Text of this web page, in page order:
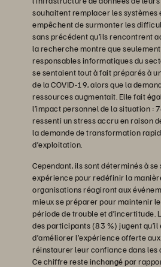
souhaitent remplacer les systèmes
empêchent de surmonter les
sans précédent qu’ils rencontrent
la recherche montre que
responsables informatiques du
se sentaient tout à fait préparés à
de la COVID-19, alors que la
ressources augmentait. Elle fait
l’impact personnel de la situation :
ressenti un stress accru en raison
la demande de transformation
d’exploitation.
Cependant, ils sont déterminés à
expérience pour redéfinir la
organisations réagiront aux
mieux se préparer pour maintenir
période de trouble et d’incertitude.
des participants (83 %) jugent
d’améliorer l’expérience offerte
réinstaurer leur confiance dans les
Ce chiffre reste inchangé par